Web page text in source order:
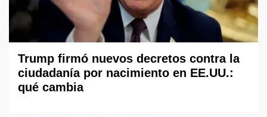
Trump firmó nuevos decretos contra la
ciudadanía por nacimiento en EE.UU.:
qué cambia